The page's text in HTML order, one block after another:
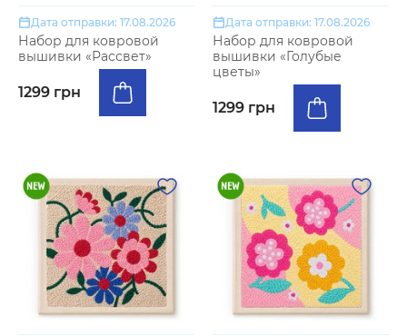
Дата отправки: 17.08.2026
Набор для ковровой
вышивки «Рассвет»
1299 грн
Дата отправки: 17.08.2026
Набор для ковровой
вышивки «Голубые
цветы»
1299 грн